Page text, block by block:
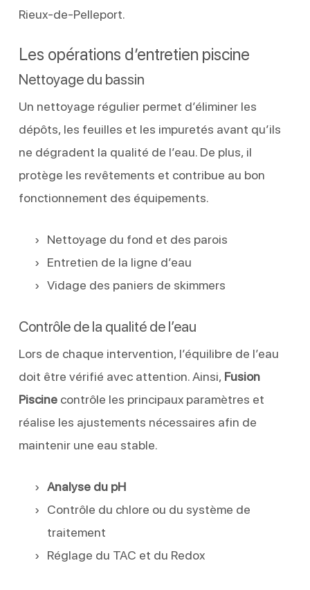
Rieux-de-Pelleport.
Les opérations d’entretien piscine
Nettoyage du bassin
Un nettoyage régulier permet d’éliminer les
dépôts, les feuilles et les impuretés avant qu’ils
ne dégradent la qualité de l’eau. De plus, il
protège les revêtements et contribue au bon
fonctionnement des équipements.
Nettoyage du fond et des parois
Entretien de la ligne d’eau
Vidage des paniers de skimmers
Contrôle de la qualité de l’eau
Lors de chaque intervention, l’équilibre de l’eau
doit être vérifié avec attention. Ainsi, Fusion
Piscinecontrôle les principaux paramètres et
réalise les ajustements nécessaires afin de
maintenir une eau stable.
Analyse du pH
Contrôle du chlore ou du système de
traitement
Réglage du TAC et du Redox